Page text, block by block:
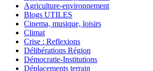
Agriculture-environnement
Blogs UTILES
Cinema, musique, loisirs
Climat
Crise : Reflexions
Délibérations Région
Démocratie-Institutions
Déplacements terrain